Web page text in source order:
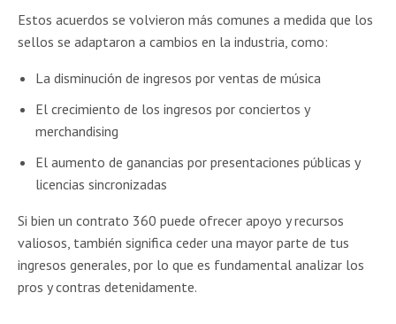
Estos acuerdos se volvieron más comunes a medida que los
sellos se adaptaron a cambios en la industria, como:
La disminución de ingresos por ventas de música
El crecimiento de los ingresos por conciertos y
merchandising
El aumento de ganancias por presentaciones públicas y
licencias sincronizadas
Si bien un contrato 360 puede ofrecer apoyo y recursos
valiosos, también significa ceder una mayor parte de tus
ingresos generales, por lo que es fundamental analizar los
pros y contras detenidamente.